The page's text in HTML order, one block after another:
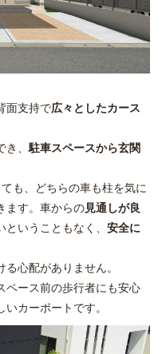
面支持で広々としたカース
き、駐車スペースから玄関
も、どちらの車も柱を気に
ます。車からの見通しが良
いうこともなく、 安全に
心配がありません。
ペース前の歩行者にも安心
カーポートです。